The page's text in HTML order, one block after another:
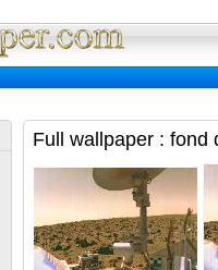
Full wallpaper : fond